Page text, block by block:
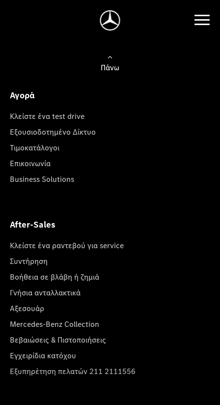
Πάνω
Αγορά
Κλείστε ένα test drive
Εξουσιοδοτημένο Δίκτυο
Τιμοκατάλογοι
Επικοινωνία
Business Solutions
After-Sales
Κλείστε ένα ραντεβού για service
Συντήρηση
Βοήθεια σε βλάβη ή ζημιά
Γνήσια ανταλλακτικά
Αξεσουάρ
Mercedes-Benz Collection
Βεβαιώσεις & Πιστοποιήσεις
Εγχειρίδια κατόχου
Εξυπηρέτηση πελατών 211 2111556